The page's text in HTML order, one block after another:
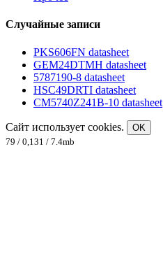
Случайные записи
PKS606FN datasheet
GEM24DTMH datasheet
5787190-8 datasheet
HSC49DRTI datasheet
CM5740Z241B-10 datasheet
Сайт использует cookies.
OK
79 / 0,131 / 7.4mb